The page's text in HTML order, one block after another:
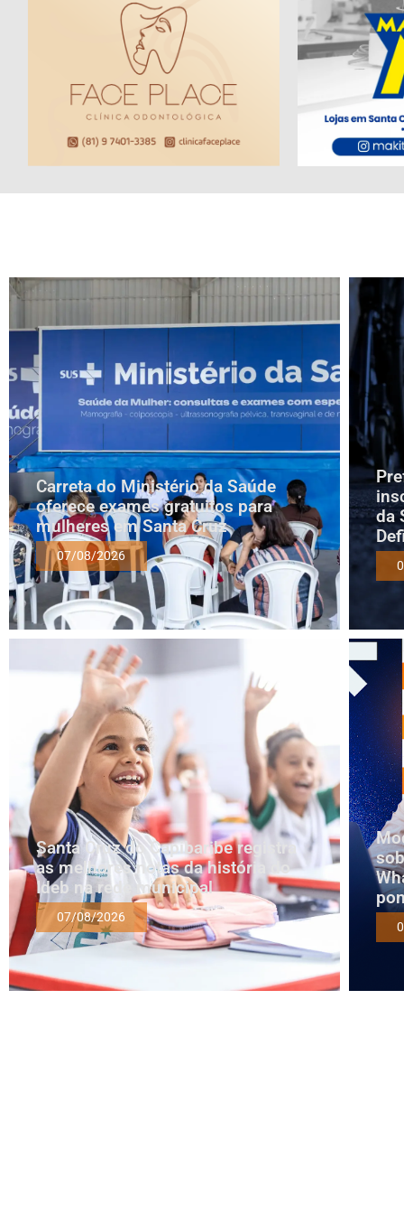
Carreta do Ministério da Saúde
oferece exames gratuitos para
mulheres em Santa Cruz
07/08/2026
da
Santa Cruz do Capibaribe registra
as melhores notas da história do
Ideb na rede municipal
07/08/2026